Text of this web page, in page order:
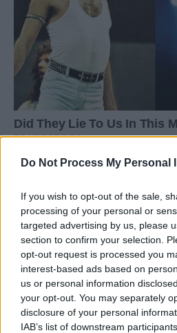
Do Not Process My Personal
If you wish to opt-out of the sale,
processing of your personal or
targeted advertising by us, please
section to confirm your selection.
opt-out request is processed you
interest-based ads based on
us or personal information
your opt-out. You may separately
disclosure of your personal
IAB’s list of downstream